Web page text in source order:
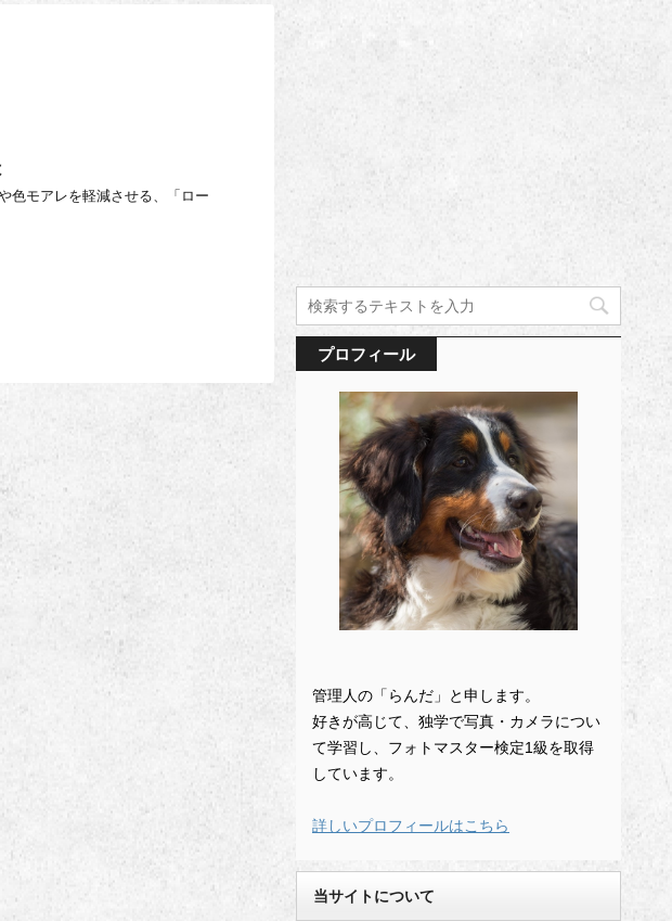
色モアレを軽減させる、「ロー
プロフィール
管理人の「らんだ」と申します。
好きが高じて、独学で写真・カメラについ
て学習し、フォトマスター検定1級を取得
しています。
詳しいプロフィールはこちら
当サイトについて